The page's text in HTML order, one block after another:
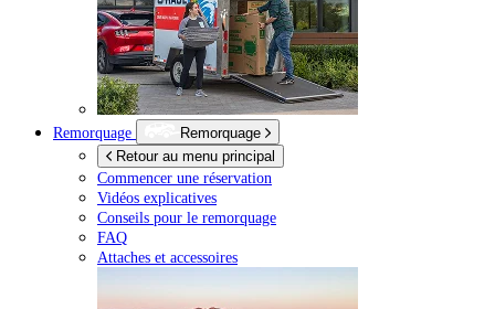
Remorquage
Remorquage
Retour au menu principal
Commencer une réservation
Vidéos explicatives
Conseils pour le remorquage
FAQ
Attaches et accessoires